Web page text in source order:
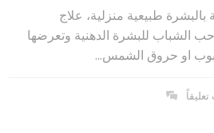
طبيعية منزلية، علاج
الشباب للبشرة الدهنية وتعرضها
او حروق الشمس...